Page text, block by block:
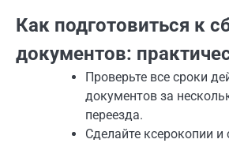
Как подготовиться к
документов:
Проверьте все сроки
документов за
переезда.
Сделайте ксерокопии и